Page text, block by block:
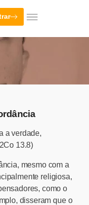
a verdade,
13.8)
mesmo com a
religiosa,
como o
disseram que o